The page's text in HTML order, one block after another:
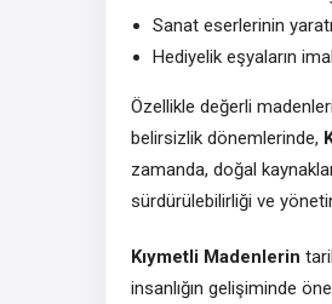
Sanat eserlerinin
Hediyelik eşyaların
Özellikle değerli
belirsizlik dönemlerinde,
zamanda, doğal
sürdürülebilirliği ve
Kıymetli Madenlerin
insanlığın gelişiminde